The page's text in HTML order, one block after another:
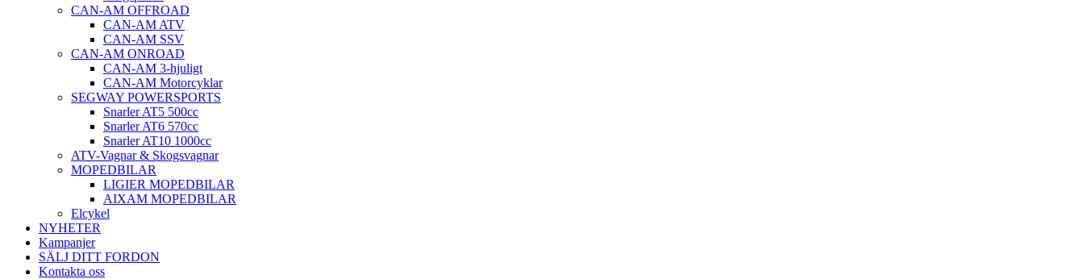
CAN-AM OFFROAD
CAN-AM ATV
CAN-AM SSV
CAN-AM ONROAD
CAN-AM 3-hjuligt
CAN-AM Motorcyklar
SEGWAY POWERSPORTS
Snarler AT5 500cc
Snarler AT6 570cc
Snarler AT10 1000cc
ATV-Vagnar & Skogsvagnar
MOPEDBILAR
LIGIER MOPEDBILAR
AIXAM MOPEDBILAR
Elcykel
NYHETER
Kampanjer
SÄLJ DITT FORDON
Kontakta oss